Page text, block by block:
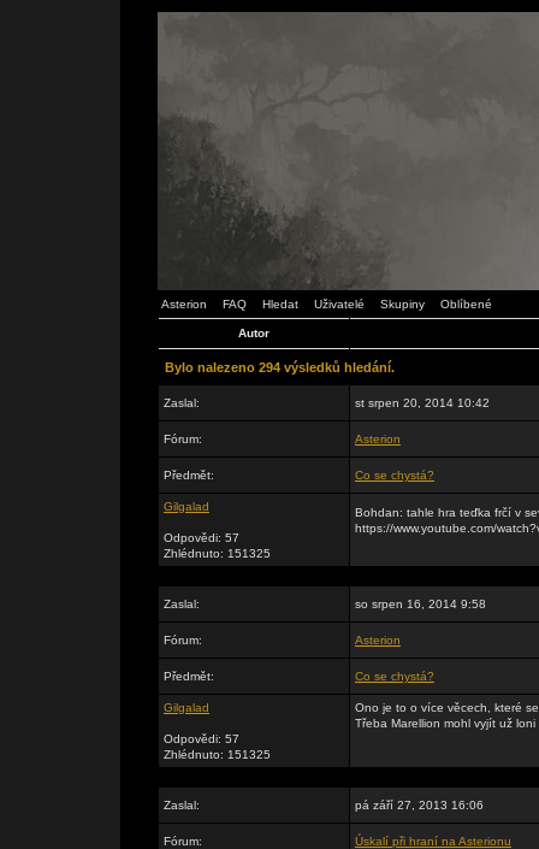
Asterion FAQ Hledat Uživatelé Skupiny Oblíbené
Autor
Bylo nalezeno 294 výsledků hledání.
Zaslal: st srpen 20, 2014 10:42
Fórum: Asterion
Předmět: Co se chystá?
Gilgalad
Odpovědi: 57
Zhlédnuto: 151325
Bohdan: tahle hra teďka frčí v
https://www.youtube.com/
Zaslal: so srpen 16, 2014 9:58
Fórum: Asterion
Předmět: Co se chystá?
Gilgalad
Odpovědi: 57
Zhlédnuto: 151325
Ono je to o více věcech, které
Třeba Marellion mohl vyjít už
Zaslal: pá září 27, 2013 16:06
Fórum: Úskalí při hraní na Asterionu